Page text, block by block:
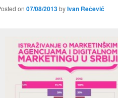
on 07/08/2013byIvan Rečević